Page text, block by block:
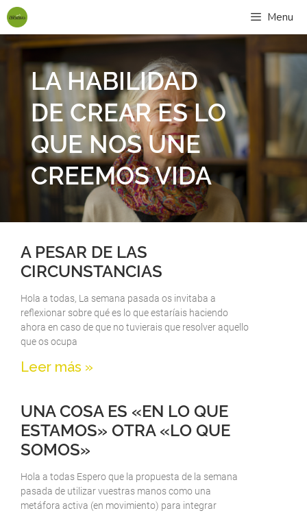
Menu
LA HABILIDAD
DE CREAR ES LO
QUE NOS UNE
CREEMOS VIDA
A PESAR DE LAS
CIRCUNSTANCIAS
Hola a todas, La semana pasada os invitaba a
reflexionar sobre qué es lo que estaríais haciendo
ahora en caso de que no tuvierais que resolver aquello
que os ocupa
Leer más »
UNA COSA ES «EN LO QUE
ESTAMOS» OTRA «LO QUE
SOMOS»
Hola a todas Espero que la propuesta de la semana
pasada de utilizar vuestras manos como una
metáfora activa (en movimiento) para integrar